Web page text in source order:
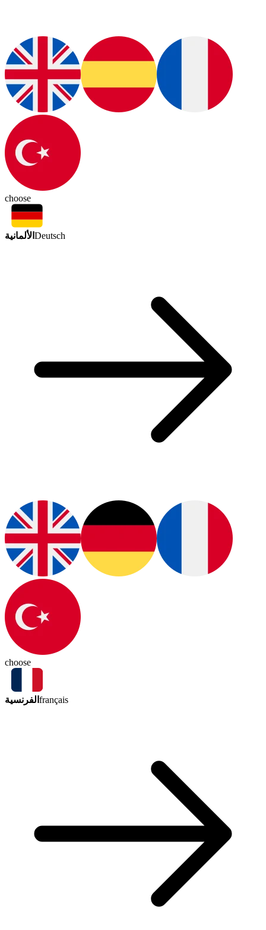
choose
الألمانية Deutsch
choose
الفرنسية français